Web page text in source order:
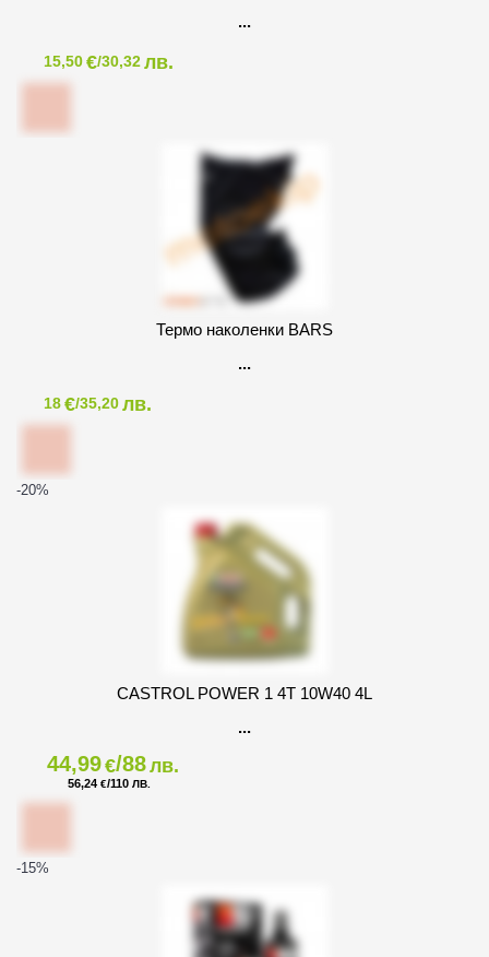
15,50€/30,32лв.
Термо наколенки BARS
18€/35,20лв.
-20%
CASTROL POWER 1 4T 10W40 4L
44,99€/88лв.
56,24 €/110 ЛВ.
-15%